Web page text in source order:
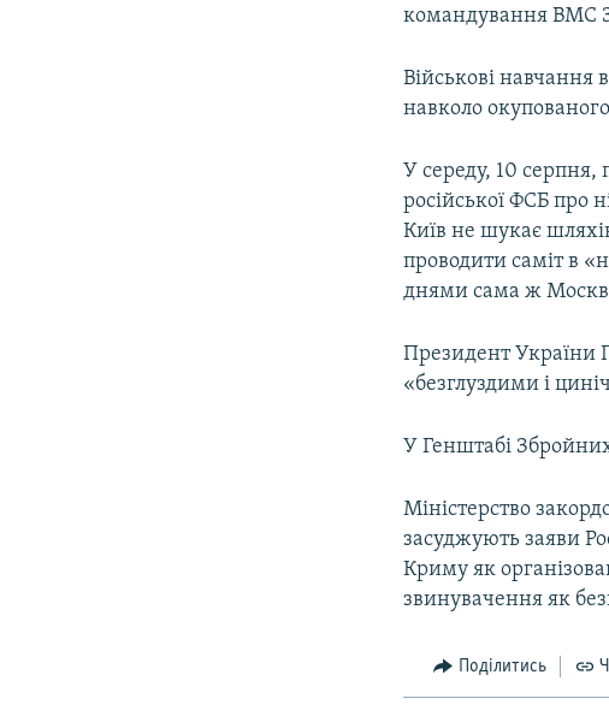
командування ВМС
Військові навчання
навколо
У середу, 10
російської ФСБ про
Київ не шукає
проводити саміт в
днями сама ж
Президент України
«безглуздими і
У Генштабі
Міністерство
засуджують заяви
Криму як
звинувачення як
Поділитись